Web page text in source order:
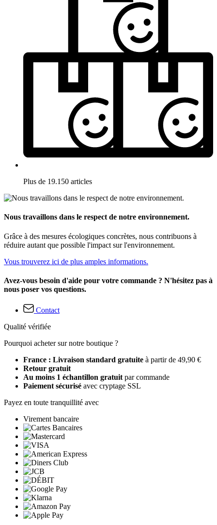
Plus de 19.150 articles
Nous travaillons dans le respect de notre environnement.
Grâce à des mesures écologiques concrètes, nous contribuons à
réduire autant que possible l'impact sur l'environnement.
Vous trouverez ici de plus amples informations.
Avez-vous besoin d'aide pour votre commande ? N'hésitez pas à
nous poser vos questions.
Contact
Qualité vérifiée
Pourquoi acheter sur notre boutique ?
France : Livraison standard gratuite à partir de 49,90 €
Retour gratuit
Au moins 1 échantillon gratuit par commande
Paiement sécurisé avec cryptage SSL
Payez en toute tranquillité avec
Virement bancaire